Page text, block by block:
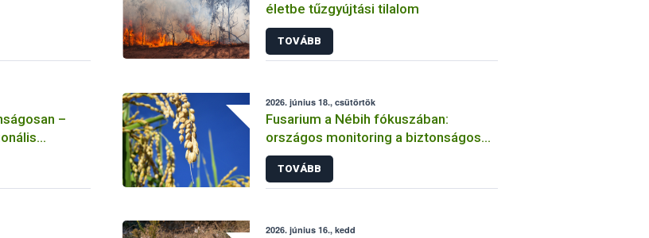
életbe tűzgyújtási tilalom
TOVÁBB
–
2026. június 18., csütörtök
Fusarium a Nébih fókuszában:
országos monitoring a biztonságos
gabonatermésért
TOVÁBB
2026. június 16., kedd